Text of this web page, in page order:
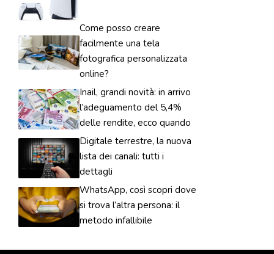
Come posso creare
facilmente una tela
fotografica personalizzata
online?
Inail, grandi novità: in arrivo
l’adeguamento del 5,4%
delle rendite, ecco quando
Digitale terrestre, la nuova
lista dei canali: tutti i
dettagli
WhatsApp, così scopri dove
si trova l’altra persona: il
metodo infallibile